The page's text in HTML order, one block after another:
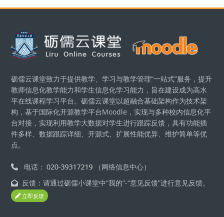
區塊
砺儒云课堂致力于提供教学、学习与教学管理“一站式”服务，提升
教师信息化教学能力和学生信息化学习能力，旨在建设成为高水
平在线课程学习平台。砺儒云课堂以超融合基础架构作为技术架
构，基于国际化开源教学平台Moodle，实现与多种校内信息化平
台对接，实现利用教学大数据对学生进行跟踪反馈，具有功能插
件多样、数据跟踪详细、开源式、扩展性能优异、维护简单等优
点。
电话：
（网络信息中心）
反馈：请通过砺儒小课堂中“我的”-“意见反馈”进行意见反馈。
立即反馈